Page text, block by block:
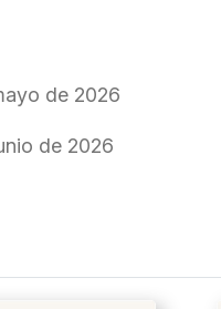
de 2026
de 2026